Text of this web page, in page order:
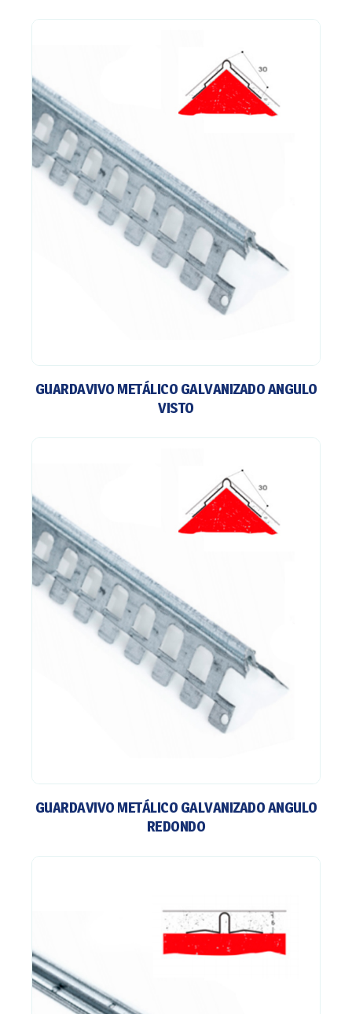
GUARDAVIVO METÁLICO GALVANIZADO ANGULO
VISTO
GUARDAVIVO METÁLICO GALVANIZADO ANGULO
REDONDO